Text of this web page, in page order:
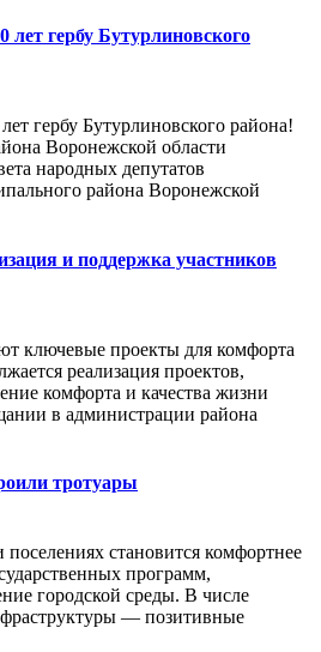
лет гербу Бутурлиновского
гербу Бутурлиновского района!
Воронежской области
народных депутатов
района Воронежской
и поддержка участников
ключевые проекты для комфорта
реализация проектов,
комфорта и качества жизни
в администрации района
тротуары
становится комфортнее
программ,
городской среды. В числе
— позитивные